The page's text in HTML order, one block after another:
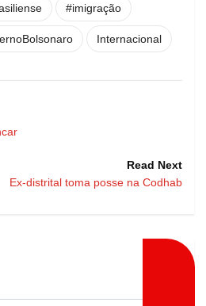
#imigração
Internacional
Read Next
Ex-distrital toma posse na Codhab